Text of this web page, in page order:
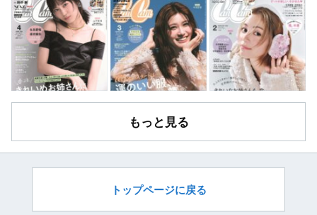
もっと見る
トップページに戻る